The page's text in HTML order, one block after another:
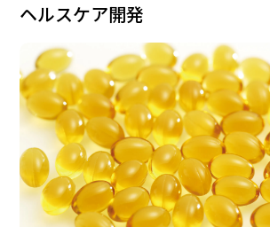
ヘルスケア開発